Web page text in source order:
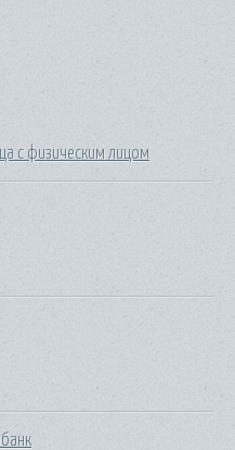
с физическим лицом